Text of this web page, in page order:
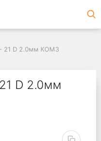
21 D 2.0мм КОМЗ
D 2.0мм